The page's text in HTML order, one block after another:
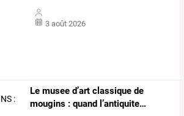
3 août 2026
Le musee d’art classique de
mougins : quand l’antiquite…